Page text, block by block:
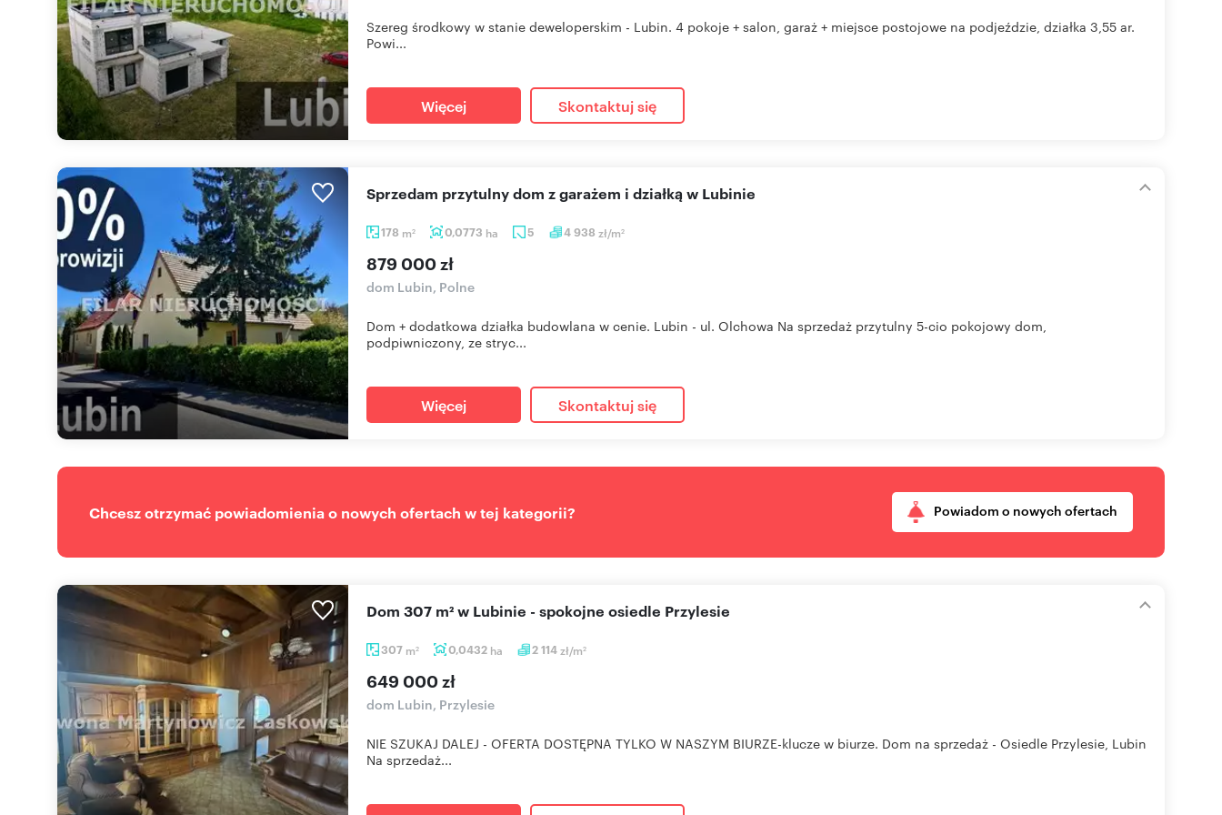
Szereg środkowy w stanie deweloperskim - Lubin. 4 pokoje + salon, garaż + miejsce postojowe na podjeździe, działka 3,55 ar.
Powi...
Więcej Skontaktuj się
178 m2 0,0773 ha 5 4 938 zł/m2
Sprzedam przytulny dom z garażem i działką w Lubinie
879 000 zł
dom Lubin, Polne
Dom + dodatkowa działka budowlana w cenie. Lubin - ul. Olchowa Na sprzedaż przytulny 5-cio pokojowy dom,
podpiwniczony, ze stryc...
Więcej Skontaktuj się
Chcesz otrzymać powiadomienia o nowych ofertach w tej kategorii? Powiadom o nowych ofertach
307 m2 0,0432 ha 2 114zł/m2
Dom 307 m² w Lubinie - spokojne osiedle Przylesie
649 000 zł
dom Lubin, Przylesie
NIE SZUKAJ DALEJ - OFERTA DOSTĘPNA TYLKO W NASZYM BIURZE-klucze w biurze. Dom na sprzedaż - Osiedle Przylesie, Lubin
Na sprzedaż...